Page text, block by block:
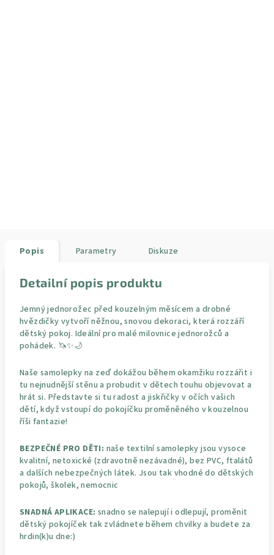
Popis Parametry Diskuze
Detailní popis produktu
Jemný jednorožec před kouzelným měsícem a drobné
hvězdičky vytvoří něžnou, snovou dekoraci, která rozzáří
dětský pokoj. Ideální pro malé milovnice jednorožců a
pohádek. 🦄✨🌙
Naše samolepky na zeď dokážou během okamžiku rozzářit i
tu nejnudnější stěnu a probudit v dětech touhu objevovat a
hrát si. Představte si tu radost a jiskřičky v očích vašich
dětí, když vstoupí do pokojíčku proměněného v kouzelnou
říši fantazie!
BEZPEČNÉ PRO DĚTI: naše textilní samolepky jsou vysoce
kvalitní, netoxické (zdravotně nezávadné), bez PVC, ftalátů
a dalších nebezpečných látek. Jsou tak vhodné do dětských
pokojů, školek, nemocnic
SNADNÁ APLIKACE: snadno se nalepují i odlepují, proměnit
dětský pokojíček tak zvládnete během chvilky a budete za
hrdin(k)u dne:)